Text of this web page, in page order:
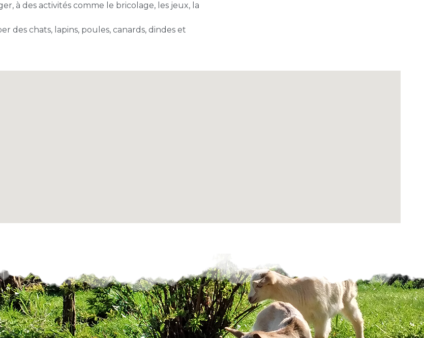
à des activités comme le bricolage, les jeux, la
des chats, lapins, poules, canards, dindes et